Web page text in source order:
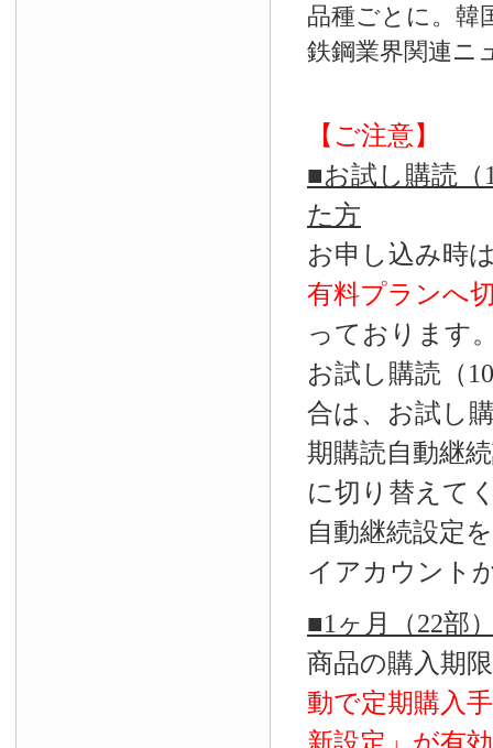
品種ごとに。韓
鉄鋼業界関連ニ
【ご注意】
■お試し購読（
た方
お申し込み時
有料プランへ
っております
お試し購読（
合は、お試し
期購読自動継
に切り替えて
自動継続設定
イアカウント
■1ヶ月（22部
商品の購入期
動で定期購入
新設定」が有効